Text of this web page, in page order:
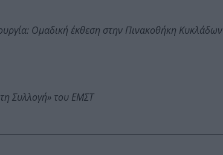
Ομαδική έκθεση στην Πινακοθήκη Κυκλάδων
Συλλογή» του ΕΜΣΤ